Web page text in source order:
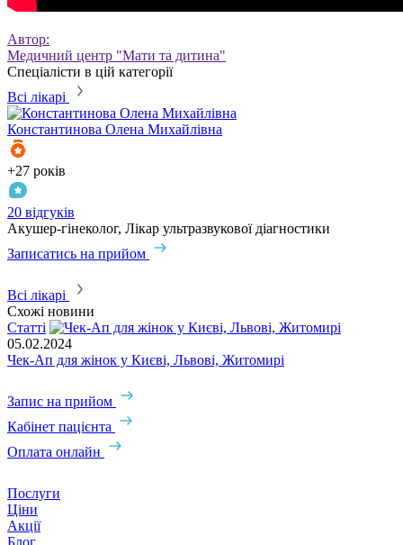
Автор:
Медичний центр "Мати та дитина"
Спеціалісти в цій категорії
Всі лікарі
Константинова Олена Михайлівна
+27 років
20 відгуків
Акушер-гінеколог, Лікар ультразвукової діагностики
Записатись на прийом
Всі лікарі
Схожі новини
Статті
05.02.2024
Чек-Ап для жінок у Києві, Львові, Житомирі
Запис на прийом
Кабінет пацієнта
Оплата онлайн
Послуги
Ціни
Акції
Блог